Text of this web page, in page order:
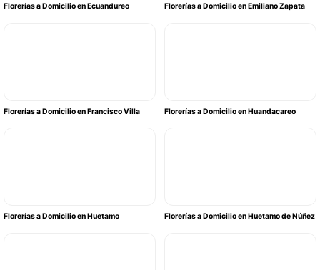
Florerías a Domicilio en Ecuandureo Florerías a Domicilio en Emiliano Zapata
Florerías a Domicilio en Francisco Villa Florerías a Domicilio en Huandacareo
Florerías a Domicilio en Huetamo Florerías a Domicilio en Huetamo de Núñez